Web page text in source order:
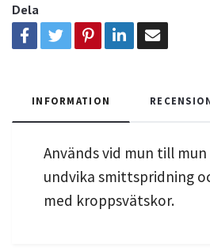
Dela
INFORMATION
Används vid mun till
undvika smittspridning
med kroppsvätskor.